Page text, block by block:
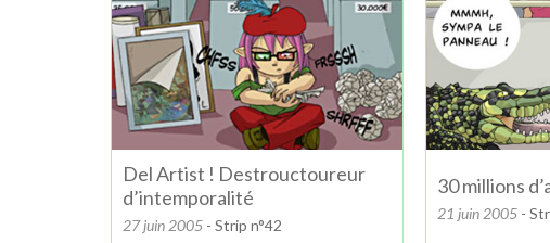
Del Artist ! Destrouctoureur
d’intemporalité
27 juin 2005 - Strip n°42
30 millions
21 juin 2005 -